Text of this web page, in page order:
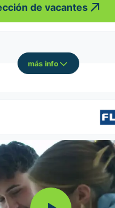
de vacantes
más info